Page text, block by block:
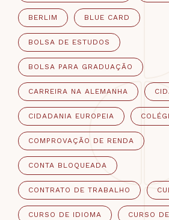
BERLIM BLUE CARD
BOLSA DE ESTUDOS
BOLSA PARA GRADUAÇÃO
CARREIRA NA ALEMANHA
CIDADANIA EUROPEIA
COMPROVAÇÃO DE RENDA
CONTA BLOQUEADA
CONTRATO DE TRABALHO
CURSO DE IDIOMA CURSO